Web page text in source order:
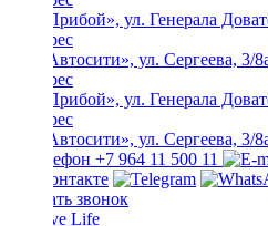
ТЦ «Прибой», ул. Генерала
ТЦ «Автосити», ул. Сергеева, 3/
ТЦ «Прибой», ул. Генерала
ТЦ «Автосити», ул. Сергеева, 3/
+7 964 11 500 11
Заказать звонок